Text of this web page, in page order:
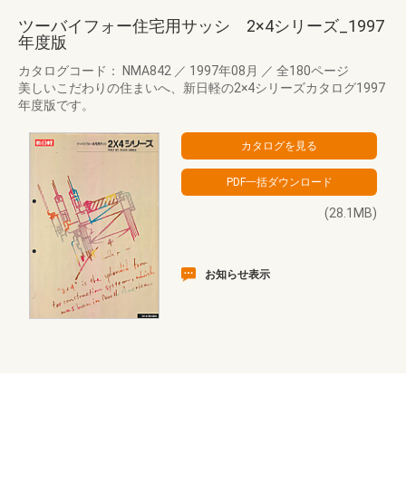
ツーバイフォー住宅用サッシ 2×4シリーズ_1997
年度版
カタログコード： NMA842 ／ 1997年08月 ／ 全180ページ
美しいこだわりの住まいへ、新日軽の2×4シリーズカタログ1997
年度版です。
(28.1MB)
お知らせ表示